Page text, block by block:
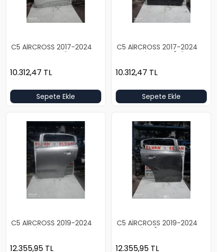
C5 AİRCROSS 2017-2024
BOŞ BEYAZ SOL ÖN KAPI
10.312,47 TL
Sepete Ekle
C5 AİRCROSS 2017-2024
BOŞ LACİVERT SAĞ ÖN KAPI
10.312,47 TL
Sepete Ekle
C5 AİRCROSS 2019-2024
BOŞ GRİ SOL ARKA KAPI
12.355,95 TL
C5 AİRCROSS 2019-2024
BOŞ GRİ SAĞ ARKA KAPI
12.355,95 TL